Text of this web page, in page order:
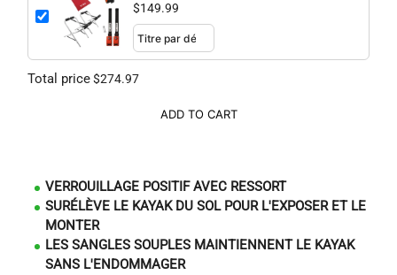
$149.99
Total price$274.97
ADD TO CART
VERROUILLAGE POSITIF AVEC RESSORT
SURÉLÈVE LE KAYAK DU SOL POUR L'EXPOSER ET LE
MONTER
LES SANGLES SOUPLES MAINTIENNENT LE KAYAK
SANS L'ENDOMMAGER